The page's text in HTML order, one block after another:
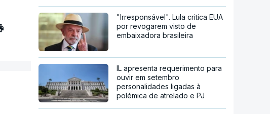
"Irresponsável". Lula critica EUA
por revogarem visto de
embaixadora brasileira
IL apresenta requerimento para
ouvir em setembro
personalidades ligadas à
polémica de atrelado e PJ